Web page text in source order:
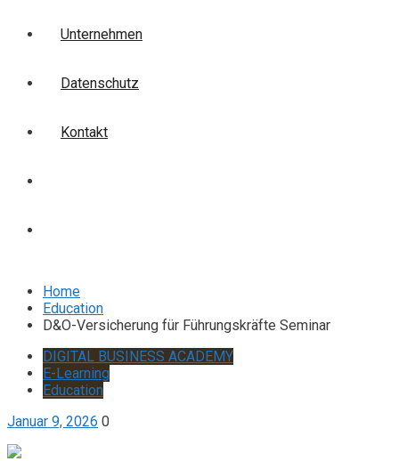
Unternehmen
Datenschutz
Kontakt
Home
Education
D&O-Versicherung für Führungskräfte Seminar
DIGITAL BUSINESS ACADEMY
E-Learning
Education
Januar 9, 2026 0